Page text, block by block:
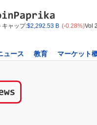
キャップ:$2,292.53 B (-0.28%)Vol
ュース 教育 マーケット